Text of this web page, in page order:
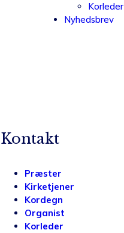
Korleder
Nyhedsbrev
Kontakt
Præster
Kirketjener
Kordegn
Organist
Korleder